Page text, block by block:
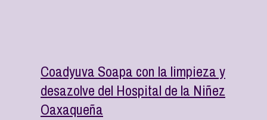
Coadyuva Soapa con la limpieza y
desazolve del Hospital de la Niñez
Oaxaqueña